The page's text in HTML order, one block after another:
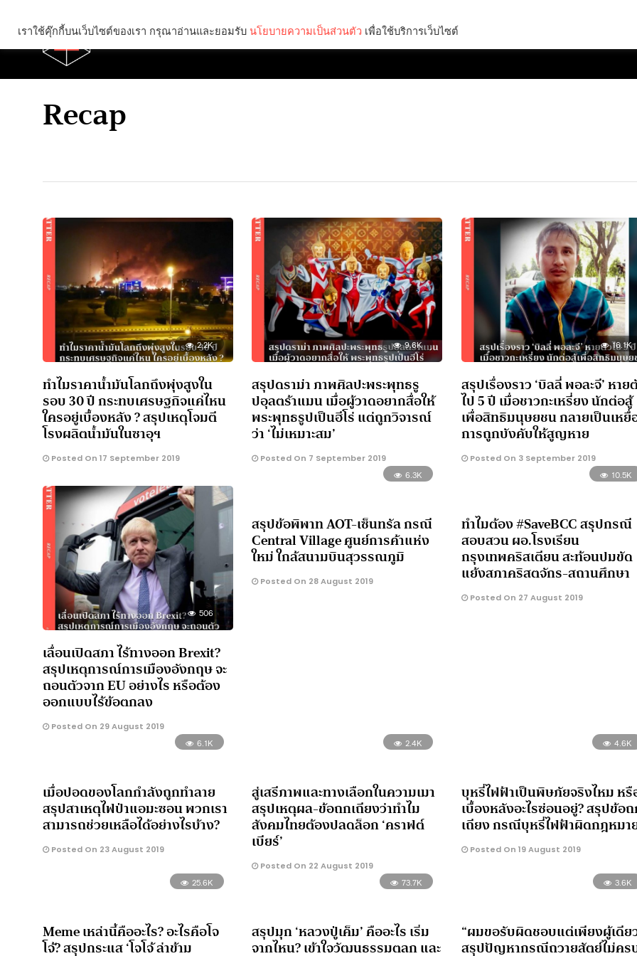
Recap
2.2K
ทำไมราคาน้ำมันโลกถึงพุ่งสูงใน
รอบ 30 ปี กระทบเศรษฐกิจแค่ไหน
ใครอยู่เบื้องหลัง ? สรุปเหตุโจมตี
โรงผลิตน้ำมันในซาอุฯ
Posted On 17 September 2019
9.6K
สรุปดราม่า ภาพศิลปะพระพุทธรู
ปอุลตร้าแมน เมื่อผู้วาดอยากสื่อให้
พระพุทธรูปเป็นฮีโร่ แต่ถูกวิจารณ์
ว่า ‘ไม่เหมาะสม’
Posted On 7 September 2019
16.1K
สรุปเรื่องราว ‘บิลลี่ พอละจี’ หาย
ไป 5 ปี เมื่อชาวกะเหรี่ยง นักต่อสู้
เพื่อสิทธิมนุษยชน กลายเป็นเหยื่
การถูกบังคับให้สูญหาย
Posted On 3 September 2019
506
เลื่อนเปิดสภา ไร้ทางออก Brexit?
สรุปเหตุการณ์การเมืองอังกฤษ จะ
ถอนตัวจาก EU อย่างไร หรือต้อง
ออกแบบไร้ข้อตกลง
Posted On 29 August 2019
6.3K
สรุปข้อพิพาท AOT-เซ็นทรัล กรณี
Central Village ศูนย์การค้าแห่ง
ใหม่ ใกล้สนามบินสุวรรณภูมิ
Posted On 28 August 2019
10.5K
ทำไมต้อง #SaveBCC สรุปกรณี
สอบสวน ผอ.โรงเรียน
กรุงเทพคริสเตียน สะท้อนปมขัด
แย้งสภาคริสตจักร-สถานศึกษา
Posted On 27 August 2019
6.1K
เมื่อปอดของโลกกำลังถูกทำลาย
สรุปสาเหตุไฟป่าแอมะซอน พวกเรา
สามารถช่วยเหลือได้อย่างไรบ้าง?
Posted On 23 August 2019
2.4K
สู่เสรีภาพและทางเลือกในความเมา
สรุปเหตุผล-ข้อถกเถียงว่าทำไม
สังคมไทยต้องปลดล็อก ‘คราฟต์
เบียร์’
Posted On 22 August 2019
4.6K
บุหรี่ไฟฟ้าเป็นพิษภัยจริงไหม ห
เบื้องหลังอะไรซ่อนอยู่? สรุปข้อ
เถียง กรณีบุหรี่ไฟฟ้าผิดกฎหมา
Posted On 19 August 2019
25.6K
Meme เหล่านี้คืออะไร? อะไรคือโจ
โจ้? สรุปกระแส ‘โจโจ้ ล่าข้าม
73.7K
สรุปมุก ‘หลวงปู่เค็ม’ คืออะไร เริ่ม
จากไหน? เข้าใจวัฒนธรรมตลก และ
3.6K
“ผมขอรับผิดชอบแต่เพียงผู้เดีย
สรุปปัญหากรณีถวายสัตย์ไม่คร
เราใช้คุ๊กกี้บนเว็บไซต์ของเรา กรุณาอ่านและยอมรับ นโยบายความเป็นส่วนตัว เพื่อใช้บริการเว็บไซต์